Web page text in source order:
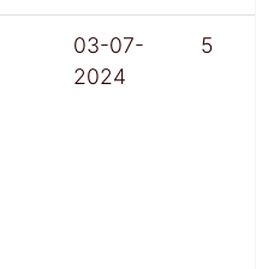
03-07-
2024
5